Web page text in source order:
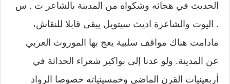
الحديث في هجائه وشكواه من المدينة بالشاعر ت . س
. اليوت والشاعرة اديث سيتويل يبقى قابلا للنقاش،
مادامت هناك مواقف سلبية يعج بها الموروث العربي
عن المدينة. ولو عدنا إلى بواكير شعراء الحداثة في
أربعينيات القرن الماضي وخمسينياته خصوصا الرواد